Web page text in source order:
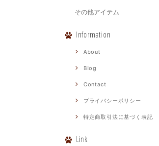
その他アイテム
Information
About
Blog
Contact
プライバシーポリシー
特定商取引法に基づく表記
Link